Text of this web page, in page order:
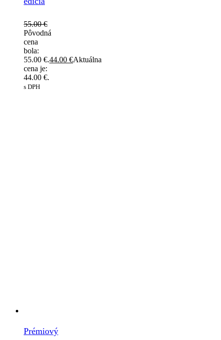
55.00€
Pôvodná
cena
bola:
55.00 €.44.00 €Aktuálna
cena je:
44.00 €.
s DPH
Prémiový